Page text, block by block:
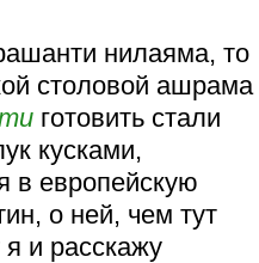
нилаяма, то
столовой ашрама
готовить стали
кусками,
в европейскую
о ней, чем тут
и расскажу